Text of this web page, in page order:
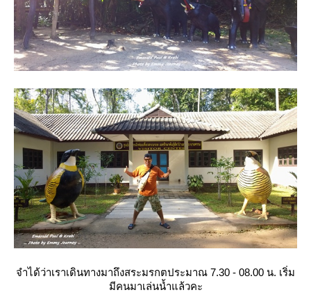
จำได้ว่าเราเดินทางมาถึงสระมรกตประมาณ 7.30 - 08.00 น. เริ่ม
มีคนมาเล่นน้ำแล้วคะ